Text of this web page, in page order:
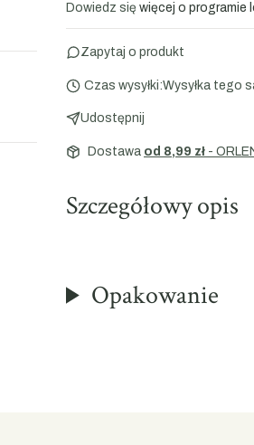
Dowiedz się więcej o programie
Zapytaj o produkt
Czas wysyłki:Wysyłka tego
Udostępnij
Dostawa od 8,99 zł -
Szczegółowy opis
Opakowanie